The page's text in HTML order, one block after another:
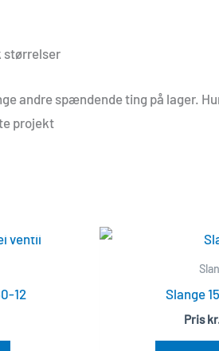
størrelser
andre spændende ting på lager.
projekt
12 Slange
Pris